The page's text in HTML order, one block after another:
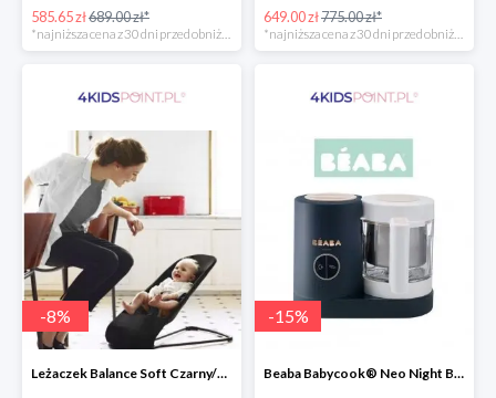
585.65 zł689.00 zł* 649.00 zł775.00 zł*
-8%
Leżaczek Balance Soft Czarny/Ciemnoszary + Zabawka BabyBjorn
-15%
Beaba Babycook® Neo Night Blue